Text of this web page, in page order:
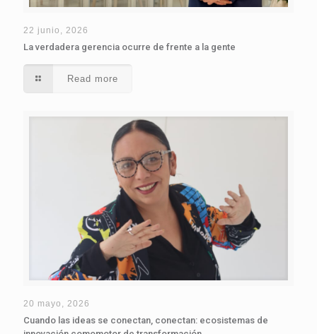
22 junio, 2026
La verdadera gerencia ocurre de frente a la gente
Read more
20 mayo, 2026
Cuando las ideas se conectan, conectan: ecosistemas de